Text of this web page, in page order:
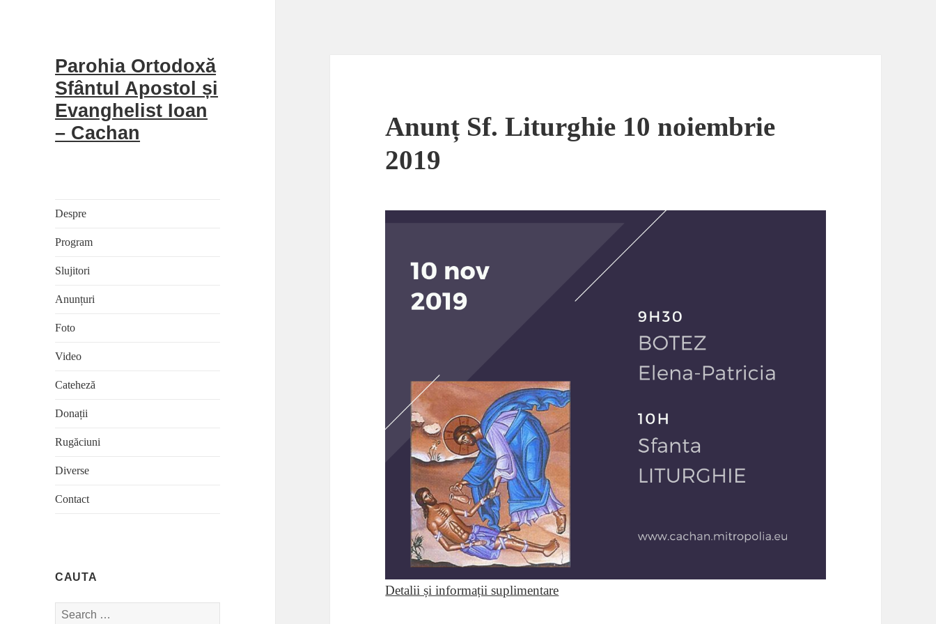
Parohia Ortodoxă
Sfântul Apostol și
Evanghelist Ioan
– Cachan
Despre
Program
Slujitori
Anunțuri
Foto
Video
Cateheză
Donații
Rugăciuni
Diverse
Contact
CAUTA
Search
Anunț Sf. Liturghie 10 noiembrie
2019
Detalii și informații suplimentare